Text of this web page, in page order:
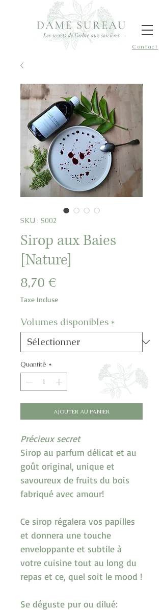
Contact
SKU : S002
Sirop aux Baies
[Nature]
8,70 €
Taxe Incluse
Volumes disponibles *
Quantité *
AJOUTER AU PANIER
Précieux secret
Sirop au parfum délicat et au
goût original, unique et
savoureux de fruits du bois
fabriqué avec amour!
Ce sirop régalera vos papilles
et donnera une touche
enveloppante et subtile à
votre cuisine tout au long du
repas et ce, quel soit le mood !
Se déguste pur ou dilué: